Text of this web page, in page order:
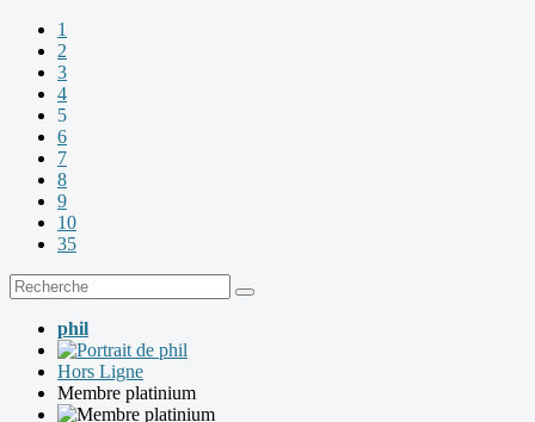
1
2
3
4
5
6
7
8
9
10
35
phil
Hors Ligne
Membre platinium